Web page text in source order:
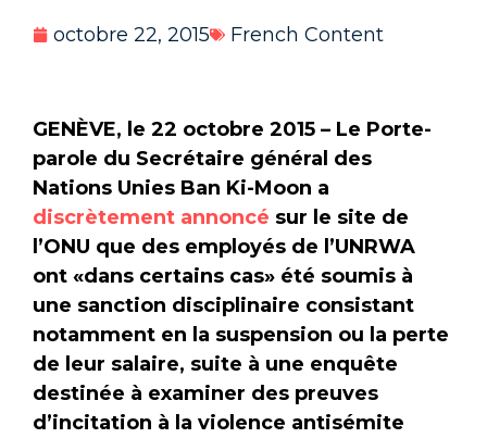
octobre 22, 2015 French Content
GENÈVE, le 22 octobre 2015 – Le Porte-
parole du Secrétaire général des
Nations Unies Ban Ki-Moon a
discrètement annoncé sur le site de
l’ONU que des employés de l’UNRWA
ont «dans certains cas» été soumis à
une sanction disciplinaire consistant
notamment en la suspension ou la perte
de leur salaire, suite à une enquête
destinée à examiner des preuves
d’incitation à la violence antisémite